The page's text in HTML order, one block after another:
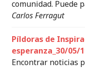
comunidad. Puede
Carlos Ferragut
Píldoras de
esperanza_30/05/
Encontrar noticias